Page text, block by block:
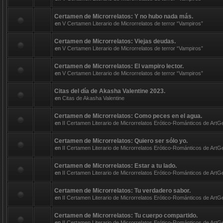
Certamen de Microrrelatos: Y no hubo nada más.
en V Certamen Literario de Microrrelatos de terror “Vampiros”
Certamen de Microrrelatos: Viejas deudas.
en V Certamen Literario de Microrrelatos de terror “Vampiros”
Certamen de Microrrelatos: El vampiro lector.
en V Certamen Literario de Microrrelatos de terror “Vampiros”
Citas del día de Akasha Valentine 2023.
en Citas de Akasha Valentine
Certamen de Microrrelatos: Como peces en el agua.
en II Certamen Literario de Microrrelatos Erótico-Románticos de
Certamen de Microrrelatos: Quiero ser sólo yo.
en II Certamen Literario de Microrrelatos Erótico-Románticos de
Certamen de Microrrelatos: Estar a tu lado.
en II Certamen Literario de Microrrelatos Erótico-Románticos de
Certamen de Microrrelatos: Tu verdadero sabor.
en II Certamen Literario de Microrrelatos Erótico-Románticos de
Certamen de Microrrelatos: Tu cuerpo compartido.